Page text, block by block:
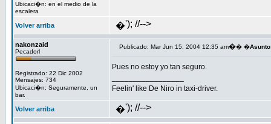
Ubicaci�n: en el medio de la
escalera
Volver arriba �'); //-->
nakonzaid
Pecadorl
Registrado: 22 Dic 2002
Mensajes: 734
Ubicaci�n: Seguramente, un
bar.
Publicado: Mar Jun 15, 2004 12:35 am�� �Asunto
Pues no estoy yo tan seguro.
Feelin' like De Niro in taxi-driver.
Volver arriba �'); //-->